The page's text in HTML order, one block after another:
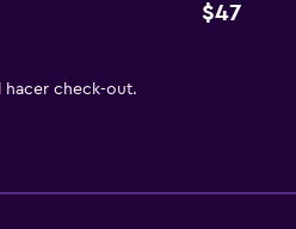
$47
hacer check-out.